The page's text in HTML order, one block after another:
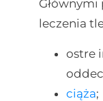
leczenia
ostre
ciąża;